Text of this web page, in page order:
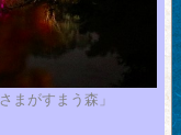
まがすまう森」